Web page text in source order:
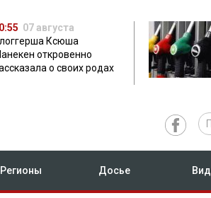
07 августа
Ксюша
откровенно
о своих родах
Регионы Досье